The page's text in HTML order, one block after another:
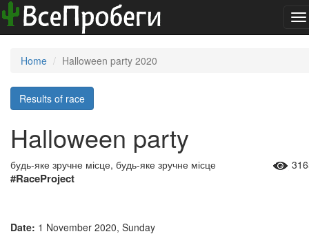
Home Halloween party 2020
Results of race
Halloween party
будь-яке зручне місце, будь-яке зручне місце
#RaceProject
Date: 1 November 2020, Sunday